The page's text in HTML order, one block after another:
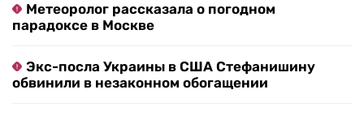
Метеоролог рассказала о погодном
парадоксе в Москве
Экс-посла Украины в США Стефанишину
обвинили в незаконном обогащении